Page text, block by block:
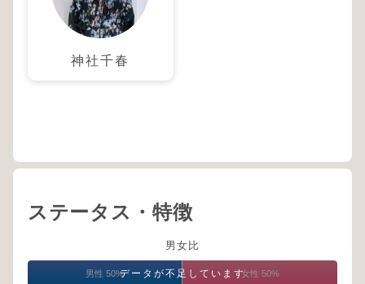
神社千春
ステータス・特徴
男女比
データが不足しています
男性 50% 女性 50%